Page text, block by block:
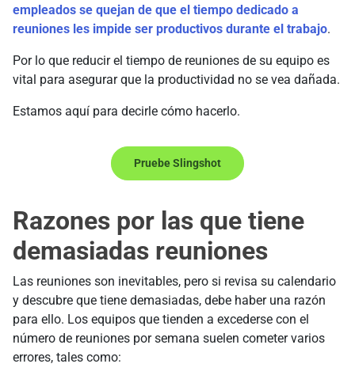
empleados se quejan de que el tiempo dedicado a
reuniones les impide ser productivos durante el trabajo.
Por lo que reducir el tiempo de reuniones de su equipo es
vital para asegurar que la productividad no se vea dañada.
Estamos aquí para decirle cómo hacerlo.
Pruebe Slingshot
Razones por las que tiene
demasiadas reuniones
Las reuniones son inevitables, pero si revisa su calendario
y descubre que tiene demasiadas, debe haber una razón
para ello. Los equipos que tienden a excederse con el
número de reuniones por semana suelen cometer varios
errores, tales como: